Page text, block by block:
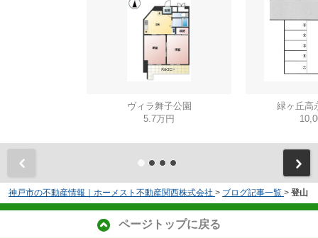
ヴィラ舞子公園
5.7万円
緑ヶ丘高
神戸市の不動産情報｜ホーメスト不動産関西株式会社 > ブログ記事一覧 > 登山
ページトップに戻る